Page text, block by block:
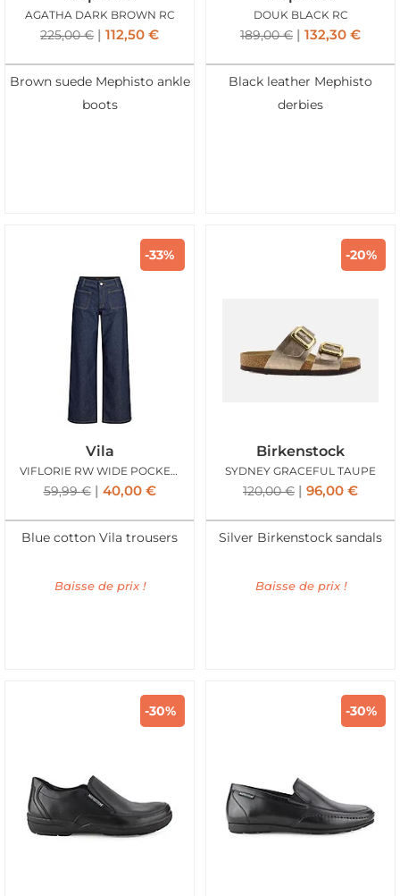
AGATHA DARK BROWN RC
225,00€ 112,50 €
Brown suede Mephisto ankle
boots
DOUK BLACK RC
189,00€ 132,30 €
Black leather Mephisto
derbies
-33%
Vila
VIFLORIE RW WIDE POCKET JEANS DK BLUE DNM
59,99€ 40,00 €
Blue cotton Vila trousers
Baisse de prix !
-20%
Birkenstock
SYDNEY GRACEFUL TAUPE
120,00€ 96,00 €
Silver Birkenstock sandals
Baisse de prix !
-30% -30%